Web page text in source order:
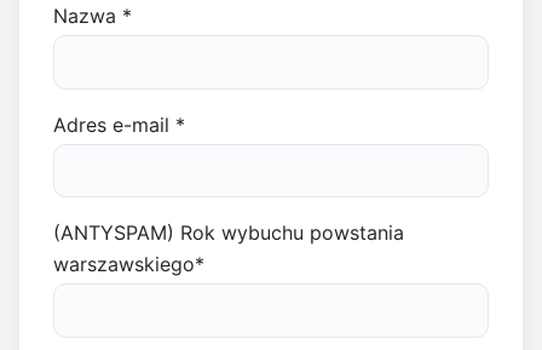
Nazwa *
Adres e-mail *
(ANTYSPAM) Rok wybuchu powstania
warszawskiego*